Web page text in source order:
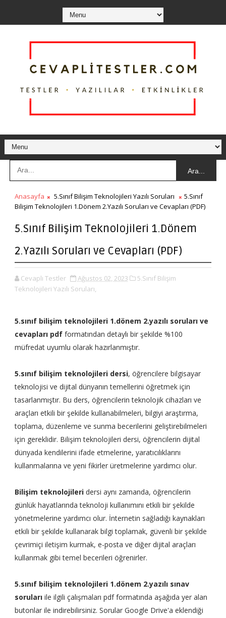
Ara...
Anasayfa 5.Sınıf Bilişim Teknolojileri Yazılı Soruları
5.Sınıf
Bilişim Teknolojileri 1.Dönem 2.Yazılı Soruları ve Cevapları (PDF)
5.Sınıf Bilişim Teknolojileri 1.Dönem
2.Yazılı Soruları ve Cevapları (PDF)
Cevaplı Testler Ağustos 02, 2023
5.Sınıf Bilişim
Teknolojileri Yazılı Soruları,
5.sınıf bilişim teknolojileri 1.dönem 2.yazılı soruları ve
cevapları pdfformatından detaylı bir şekilde %100
müfredat uyumlu olarak hazırlanmıştır.
5.sınıf bilişim teknolojileri dersi, öğrencilere bilgisayar
teknolojisi ve dijital dünyanın temellerini öğretmek için
tasarlanmıştır. Bu ders, öğrencilerin teknolojik cihazları ve
araçları etkili bir şekilde kullanabilmeleri, bilgiyi araştırma,
toplama, düzenleme ve sunma becerilerini geliştirebilmeleri
için gereklidir. Bilişim teknolojileri dersi, öğrencilerin dijital
dünyada kendilerini ifade etmelerine, yaratıcılıklarını
kullanmalarına ve yeni fikirler üretmelerine yardımcı olur.
Bilişim teknolojileridersi aynı zamanda, öğrencilerin
günlük hayatlarında teknoloji kullanımını etkili bir şekilde
yönetmelerine yardımcı olur. İnternetin sağladığı kaynakları
etkili bir şekilde kullanarak bilgi toplamak, güvenli bir şekilde
çevrimiçi iletişim kurmak, e-posta ve diğer dijital araçları
kullanmak gibi temel becerileri öğrenirler.
5.sınıf bilişim teknolojileri 1.dönem 2.yazılı sınav
soruları ile ilgili çalışmaları pdf formatında aşağıda yer alan
butonlar ile indirebilirsiniz. Sorular Google Drive'a eklendiği